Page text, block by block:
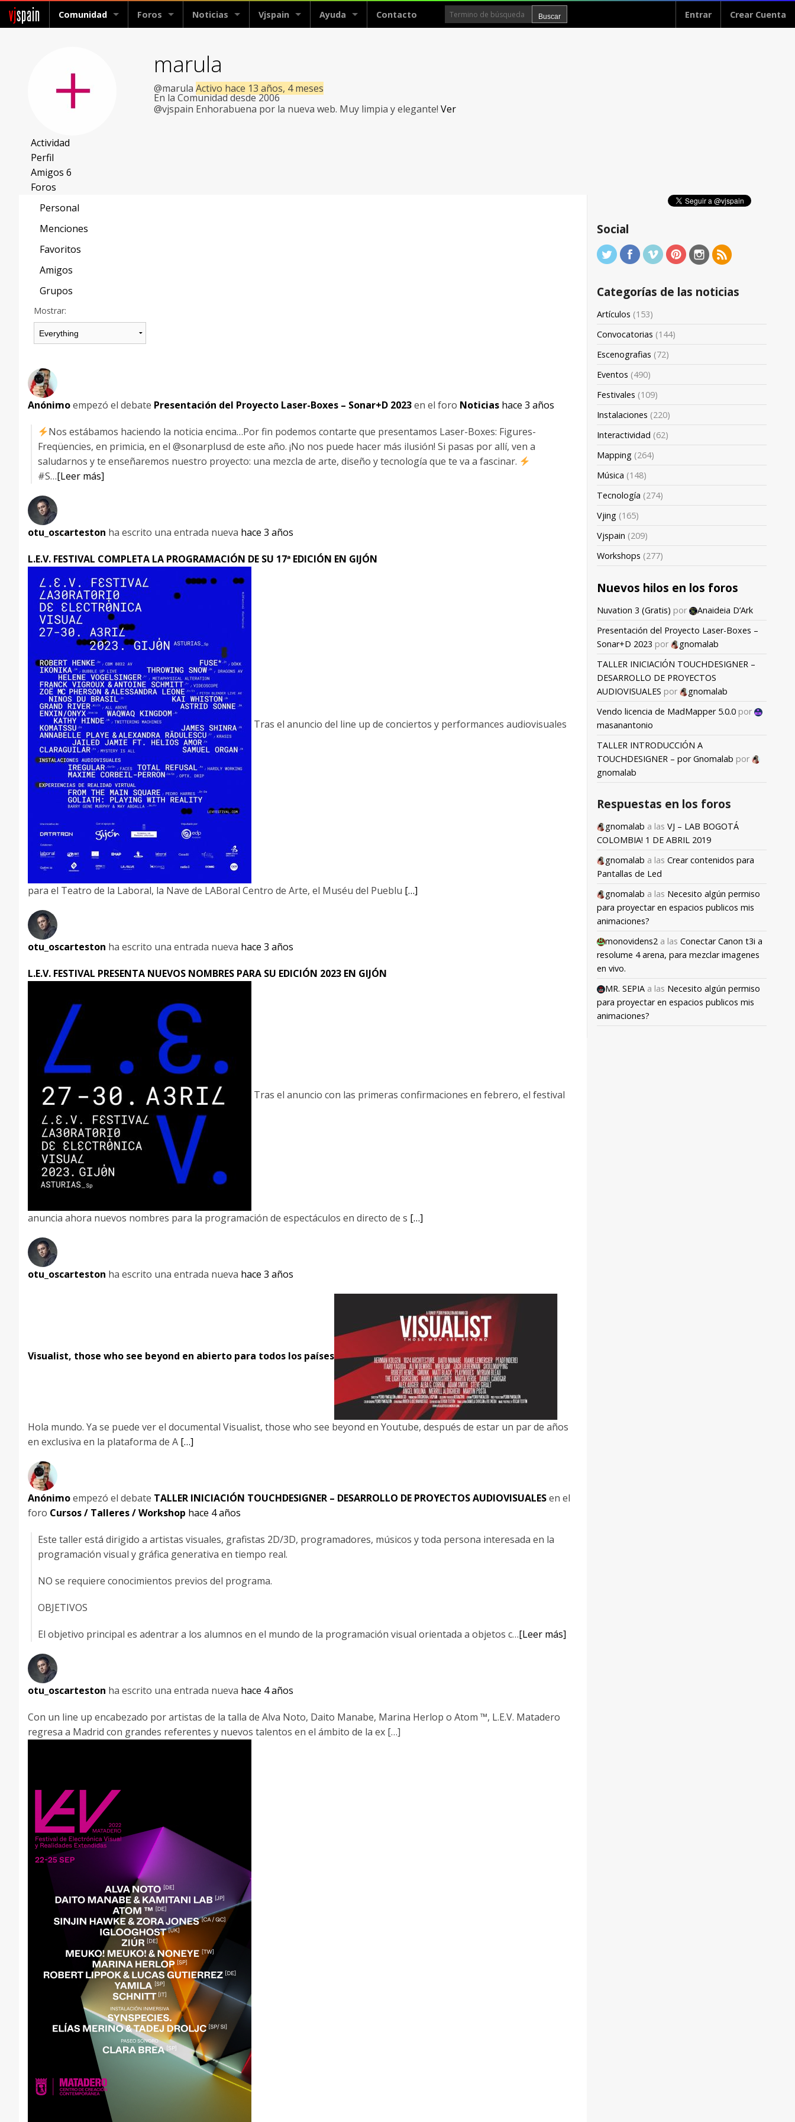
vjspain Comunidad Foros Noticias Vjspain Ayuda Contacto Entrar Crear Cuenta
marula
@marula Activo hace 13 años, 4 meses
En la Comunidad desde 2006
@vjspain Enhorabuena por la nueva web. Muy limpia y elegante!Ver
Actividad
Perfil
Amigos 6
Foros
Personal
Menciones
Favoritos
Amigos
Grupos
Mostrar:
Anónimoempezó el debate Presentación del Proyecto Laser-Boxes – Sonar+D 2023en el foro Noticias hace 3 años
Nos estábamos haciendo la noticia encima…Por fin podemos contarte que presentamos Laser-Boxes: Figures-
Freqüencies, en primicia, en el @sonarplusd de este año. ¡No nos puede hacer más ilusión! Si pasas por allí, ven a
saludarnos y te enseñaremos nuestro proyecto: una mezcla de arte, diseño y tecnología que te va a fascinar.
#S…[Leer más]
otu_oscarteston ha escrito una entrada nueva hace 3 años
L.E.V. FESTIVAL COMPLETA LA PROGRAMACIÓN DE SU 17ª EDICIÓN EN GIJÓN
Tras el anuncio del line up de conciertos y performances audiovisuales
para el Teatro de la Laboral, la Nave de LABoral Centro de Arte, el Muséu del Pueblu […]
otu_oscarteston ha escrito una entrada nueva hace 3 años
L.E.V. FESTIVAL PRESENTA NUEVOS NOMBRES PARA SU EDICIÓN 2023 EN GIJÓN
Tras el anuncio con las primeras confirmaciones en febrero, el festival
anuncia ahora nuevos nombres para la programación de espectáculos en directo de s […]
otu_oscarteston ha escrito una entrada nueva hace 3 años
Visualist, those who see beyond en abierto para todos los países
Hola mundo. Ya se puede ver el documental Visualist, those who see beyond en Youtube, después de estar un par de años
en exclusiva en la plataforma de A […]
Anónimoempezó el debate TALLER INICIACIÓN TOUCHDESIGNER – DESARROLLO DE PROYECTOS AUDIOVISUALESen el
foro Cursos / Talleres / Workshop hace 4 años
Este taller está dirigido a artistas visuales, grafistas 2D/3D, programadores, músicos y toda persona interesada en la
programación visual y gráfica generativa en tiempo real.
NO se requiere conocimientos previos del programa.
OBJETIVOS
El objetivo principal es adentrar a los alumnos en el mundo de la programación visual orientada a objetos c…[Leer más]
otu_oscarteston ha escrito una entrada nueva hace 4 años
Con un line up encabezado por artistas de la talla de Alva Noto, Daito Manabe, Marina Herlop o Atom ™, L.E.V. Matadero
regresa a Madrid con grandes referentes y nuevos talentos en el ámbito de la ex […]
Social
Categorías de las noticias
Artículos (153)
Convocatorias (144)
Escenografias (72)
Eventos (490)
Festivales (109)
Instalaciones (220)
Interactividad (62)
Mapping (264)
Música (148)
Tecnología (274)
Vjing (165)
Vjspain (209)
Workshops (277)
Nuevos hilos en los foros
Nuvation 3 (Gratis) por
Anaideia D’Ark
Presentación del Proyecto Laser-Boxes –
Sonar+D 2023 por
gnomalab
TALLER INICIACIÓN TOUCHDESIGNER –
DESARROLLO DE PROYECTOS
AUDIOVISUALES por
gnomalab
Vendo licencia de MadMapper 5.0.0 por
masanantonio
TALLER INTRODUCCIÓN A
TOUCHDESIGNER – por Gnomalab por
gnomalab
Respuestas en los foros
gnomalab a las VJ – LAB BOGOTÁ
COLOMBIA! 1 DE ABRIL 2019
gnomalab a las Crear contenidos para
Pantallas de Led
gnomalab a las Necesito algún permiso
para proyectar en espacios publicos mis
animaciones?
monovidens2 a las Conectar Canon t3i a
resolume 4 arena, para mezclar imagenes
en vivo.
MR. SEPIA a las Necesito algún permiso
para proyectar en espacios publicos mis
animaciones?